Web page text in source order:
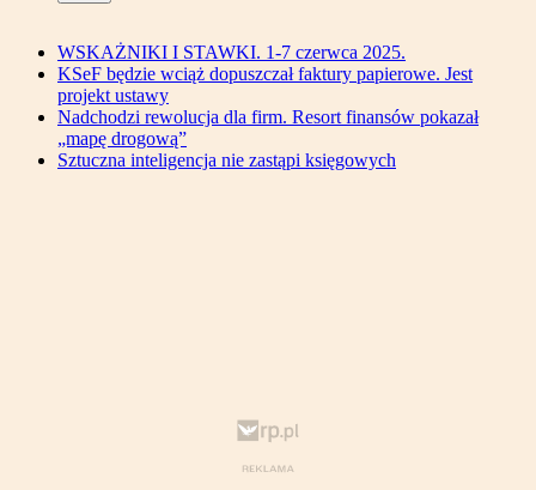
WSKAŻNIKI I STAWKI. 1-7 czerwca 2025.
KSeF będzie wciąż dopuszczał faktury papierowe. Jest
projekt ustawy
Nadchodzi rewolucja dla firm. Resort finansów pokazał
„mapę drogową”
Sztuczna inteligencja nie zastąpi księgowych